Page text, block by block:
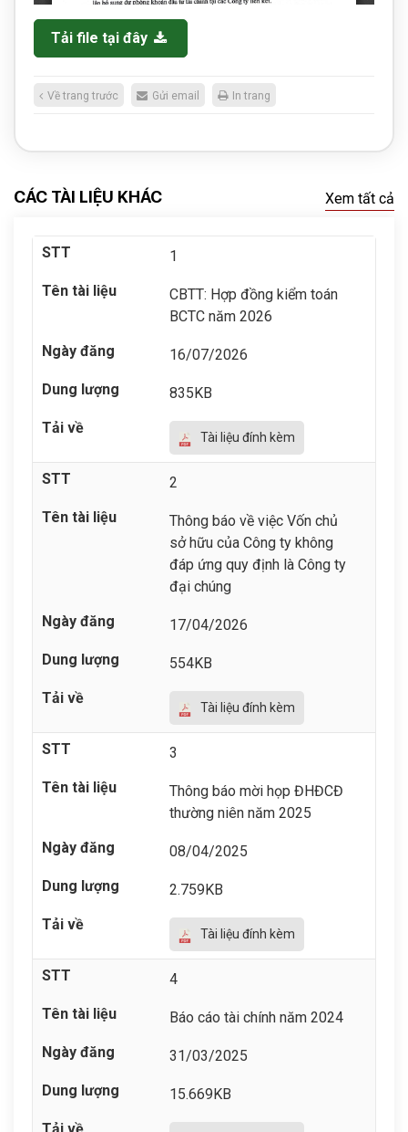
Tải file tại đây
Về trang trước Gửi email In trang
CÁC TÀI LIỆU KHÁC Xem tất cả
1
CBTT: Hợp đồng kiểm toán
BCTC năm 2026
16/07/2026
835KB
Tài liệu đính kèm
2
Thông báo về việc Vốn chủ
sở hữu của Công ty không
đáp ứng quy định là Công ty
đại chúng
17/04/2026
554KB
Tài liệu đính kèm
3
Thông báo mời họp ĐHĐCĐ
thường niên năm 2025
08/04/2025
2.759KB
Tài liệu đính kèm
4
Báo cáo tài chính năm 2024
31/03/2025
15.669KB